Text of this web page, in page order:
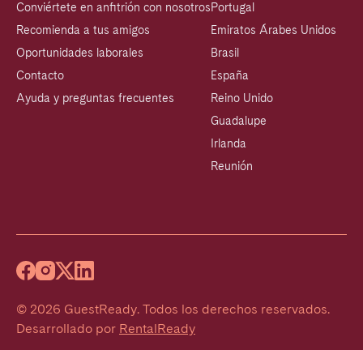
Conviértete en anfitrión con nosotros
Recomienda a tus amigos
Oportunidades laborales
Contacto
Ayuda y preguntas frecuentes
Portugal
Emiratos Árabes Unidos
Brasil
España
Reino Unido
Guadalupe
Irlanda
Reunión
© 2026 GuestReady. Todos los derechos reservados.
Desarrollado por RentalReady